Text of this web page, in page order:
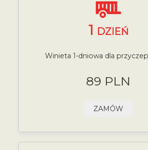
1 DZIEŃ
Winieta 1-dniowa dla
89 PLN
ZAMÓW